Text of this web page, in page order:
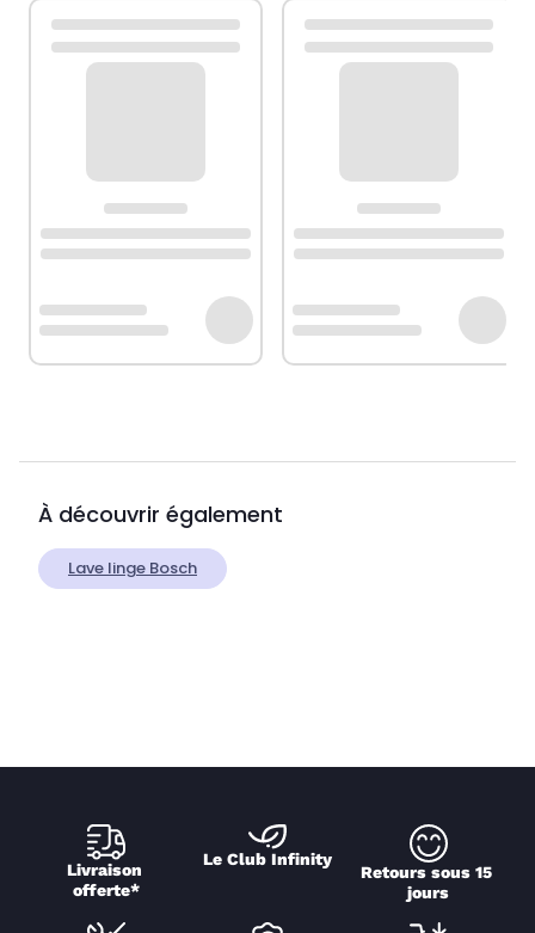
À découvrir également
Lave linge Bosch
Livraison
offerte*
Le Club Infinity
Retours sous 15
jours